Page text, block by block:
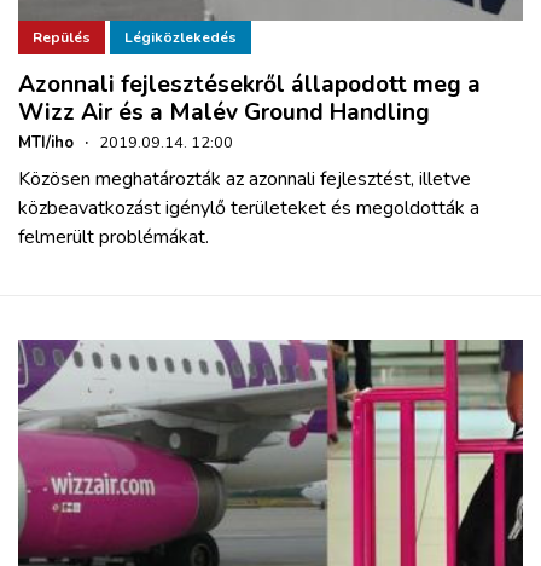
Repülés Légiközlekedés
Azonnali fejlesztésekről állapodott meg a
Wizz Air és a Malév Ground Handling
MTI/iho · 2019.09.14. 12:00
Közösen meghatározták az azonnali fejlesztést, illetve
közbeavatkozást igénylő területeket és megoldották a
felmerült problémákat.